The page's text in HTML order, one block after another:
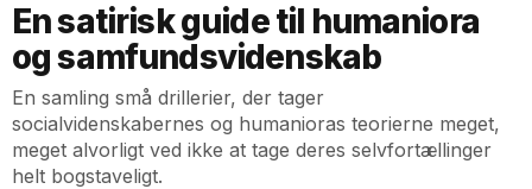
En satirisk guide til humaniora
og samfundsvidenskab
En samling små drillerier, der tager
socialvidenskabernes og humanioras teorierne meget,
meget alvorligt ved ikke at tage deres selvfortællinger
helt bogstaveligt.